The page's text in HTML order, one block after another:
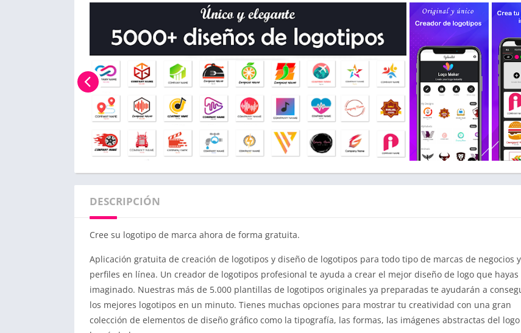
DESCRIPCIÓN
Cree su logotipo de marca ahora de forma gratuita.
Aplicación gratuita de creación de logotipos y diseño de logotipos para todo tipo de marcas de negocios y
perfiles en línea. Un creador de logotipos profesional te ayuda a crear el mejor diseño de logo que hayas
imaginado. Nuestras más de 5.000 plantillas de logotipos originales ya preparadas te ayudarán a
los mejores logotipos en un minuto. Tienes muchas opciones para mostrar tu creatividad con una gran
colección de elementos de diseño gráfico como la tipografía, las formas, las imágenes abstractas del